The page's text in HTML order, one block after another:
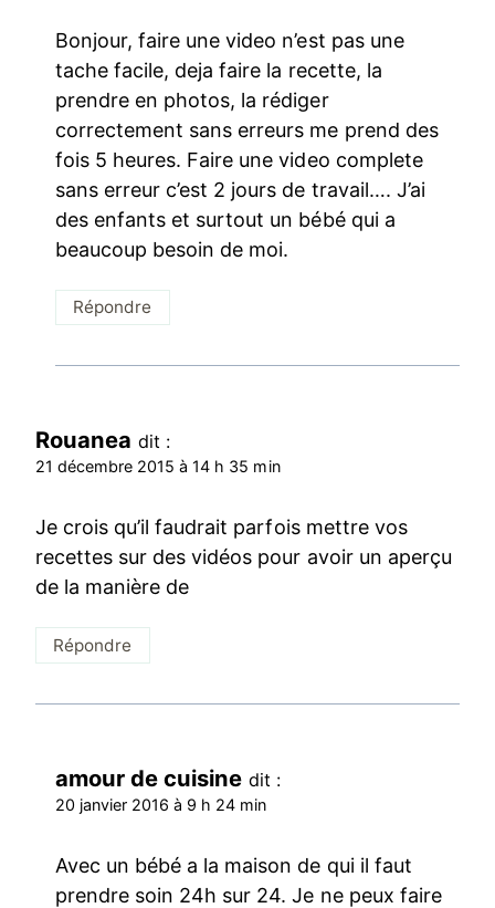
Bonjour, faire une video n’est pas une
tache facile, deja faire la recette, la
prendre en photos, la rédiger
correctement sans erreurs me prend des
fois 5 heures. Faire une video complete
sans erreur c’est 2 jours de travail…. J’ai
des enfants et surtout un bébé qui a
beaucoup besoin de moi.
Répondre
Rouanea dit :
21 décembre 2015 à 14 h 35 min
Je crois qu’il faudrait parfois mettre vos
recettes sur des vidéos pour avoir un aperçu
de la manière de
Répondre
amour de cuisine dit :
20 janvier 2016 à 9 h 24 min
Avec un bébé a la maison de qui il faut
prendre soin 24h sur 24. Je ne peux faire